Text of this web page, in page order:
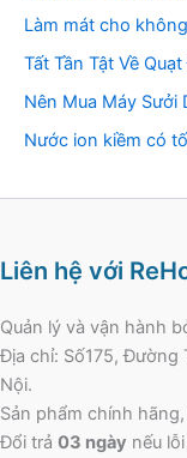
Làm mát cho
Tất Tần Tật Về
Nên Mua Máy Sưởi
Nước ion kiềm có
Liên hệ với
Quản lý và vận hành
Địa chỉ: Số175, Đường
Nội.
Sản phẩm chính
Đổi trả 03 ngày nếu